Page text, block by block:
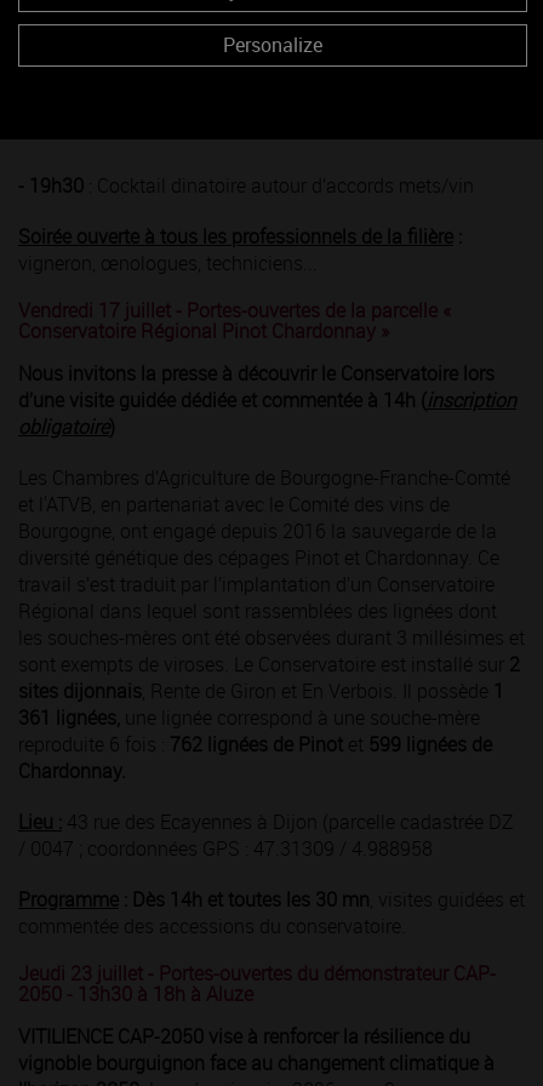
Influence de la perméabilité du bouchon sur la
perception de la minéralité des vins blancs de différents
- 19h30 : Cocktail dinatoire autour d’accords mets/vin
Soirée ouverte à tous les professionnels de la filière :
vigneron, œnologues, techniciens...
Vendredi 17 juillet - Portes-ouvertes de la parcelle «
Conservatoire Régional Pinot Chardonnay »
Nous invitons la presse à découvrir le Conservatoire lors
d’une visite guidée dédiée et commentée à 14h (inscription
obligatoire)
Les Chambres d’Agriculture de Bourgogne-Franche-Comté
et l'ATVB, en partenariat avec le Comité des vins de
Bourgogne, ont engagé depuis 2016 la sauvegarde de la
diversité génétique des cépages Pinot et Chardonnay. Ce
travail s’est traduit par l’implantation d’un Conservatoire
Régional dans lequel sont rassemblées des lignées dont
les souches-mères ont été observées durant 3 millésimes et
sont exempts de viroses. Le Conservatoire est installé sur 2
sites dijonnais , Rente de Giron et En Verbois. Il possède 1
361 lignées, une lignée correspond à une souche-mère
reproduite 6 fois : 762 lignées de Pinot et 599 lignées de
Chardonnay.
Lieu : 43 rue des Ecayennes à Dijon (parcelle cadastrée DZ
/ 0047 ; coordonnées GPS : 47.31309 / 4.988958
Programme : Dès 14h et toutes les 30 mn , visites guidées et
commentée des accessions du conservatoire.
Jeudi 23 juillet - Portes-ouvertes du démonstrateur CAP-
2050 - 13h30 à 18h à Aluze
VITILIENCE CAP-2050 vise à renforcer la résilience du
vignoble bourguignon face au changement climatique à
Personalize